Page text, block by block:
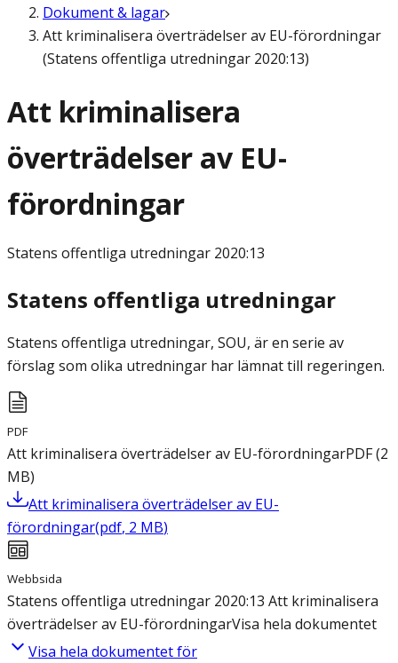
Dokument & lagar
Att kriminalisera överträdelser av EU-förordningar
(Statens offentliga utredningar 2020:13)
Att kriminalisera
överträdelser av EU-
förordningar
Statens offentliga utredningar 2020:13
Statens offentliga utredningar
Statens offentliga utredningar, SOU, är en serie av
förslag som olika utredningar har lämnat till regeringen.
PDF
Att kriminalisera överträdelser av EU-förordningarPDF(2
MB)
Att kriminalisera överträdelser av EU-
förordningar(pdf, 2 MB)
Webbsida
Statens offentliga utredningar 2020:13 Att kriminalisera
överträdelser av EU-förordningarVisa hela dokumentet
Visa hela dokumentet för